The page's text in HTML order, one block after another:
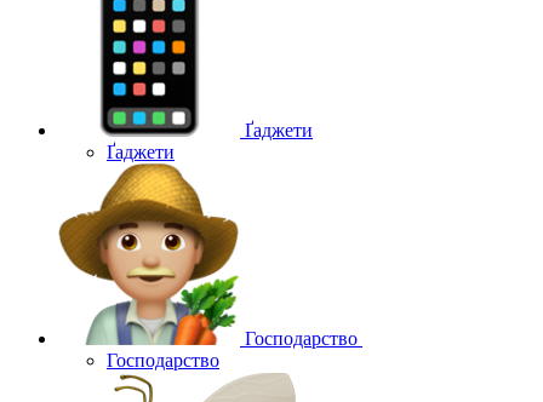
Ґаджети
Ґаджети
Господарство
Господарство